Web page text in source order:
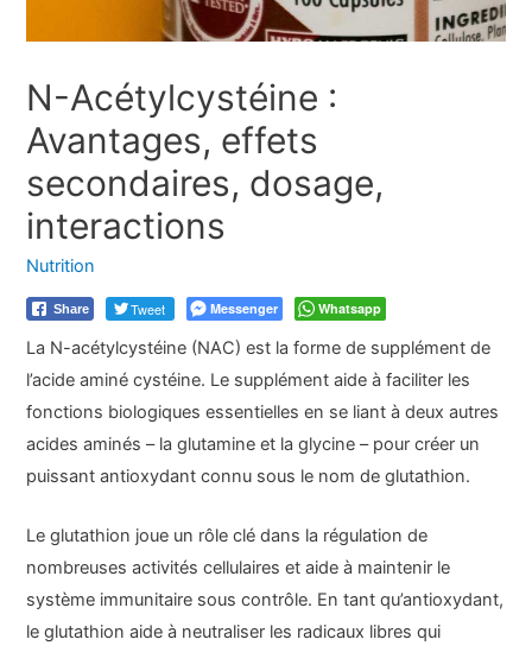
N-Acétylcystéine :
Avantages, effets
secondaires, dosage,
interactions
Nutrition
Share Tweet Messenger Whatsapp
La N-acétylcystéine (NAC) est la forme de supplément de
l’acide aminé cystéine. Le supplément aide à faciliter les
fonctions biologiques essentielles en se liant à deux autres
acides aminés – la glutamine et la glycine – pour créer un
puissant antioxydant connu sous le nom de glutathion.
Le glutathion joue un rôle clé dans la régulation de
nombreuses activités cellulaires et aide à maintenir le
système immunitaire sous contrôle. En tant qu’antioxydant,
le glutathion aide à neutraliser les radicaux libres qui